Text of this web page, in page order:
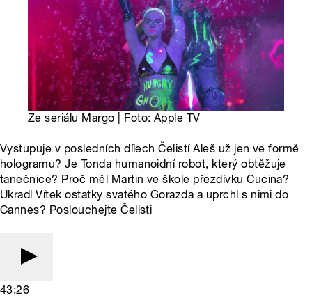
Ze seriálu Margo | Foto: Apple TV
Vystupuje v posledních dílech Čelistí Aleš už jen ve formě
hologramu? Je Tonda humanoidní robot, který obtěžuje
tanečnice? Proč měl Martin ve škole přezdívku Cucina?
Ukradl Vítek ostatky svatého Gorazda a uprchl s nimi do
Cannes? Poslouchejte Čelisti
43:26